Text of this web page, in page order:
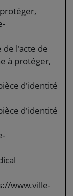
de l'acte de
à protéger,
d'identité
d'identité
www.ville-